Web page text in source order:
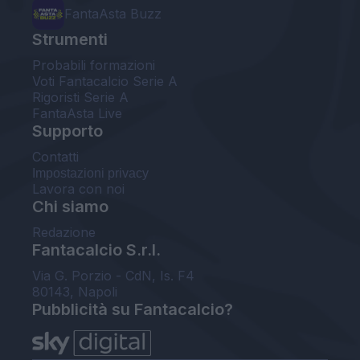
FantaAsta Buzz
Strumenti
Probabili formazioni
Voti Fantacalcio Serie A
Rigoristi Serie A
FantaAsta Live
Supporto
Contatti
Impostazioni privacy
Lavora con noi
Chi siamo
Redazione
Fantacalcio S.r.l.
Via G. Porzio - CdN, Is. F4
80143, Napoli
Pubblicità su Fantacalcio?